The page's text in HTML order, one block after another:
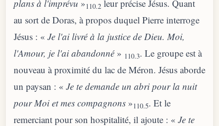
plans à l'imprévu »110.2 leur précise Jésus. Quant
au sort de Doras, à propos duquel Pierre interroge
Jésus : « Je l'ai livré à la justice de Dieu. Moi,
l'Amour, je l'ai abandonné» 110.3. Le groupe est à
nouveau à proximité du lac de Méron. Jésus aborde
un paysan : « Je te demande un abri pour la nuit
pour Moi et mes compagnons »110.5. Et le
remerciant pour son hospitalité, il ajoute : « Je te